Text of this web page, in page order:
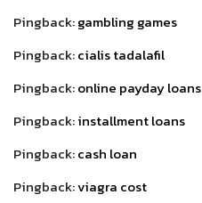
Pingback:gambling games
Pingback:cialis tadalafil
Pingback:online payday loans
Pingback:installment loans
Pingback:cash loan
Pingback:viagra cost